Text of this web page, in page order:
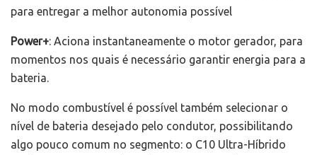
para entregar a melhor autonomia possível
Power+: Aciona instantaneamente o motor gerador, para
momentos nos quais é necessário garantir energia para a
bateria.
No modo combustível é possível também selecionar o
nível de bateria desejado pelo condutor, possibilitando
algo pouco comum no segmento: o C10 Ultra-Híbrido